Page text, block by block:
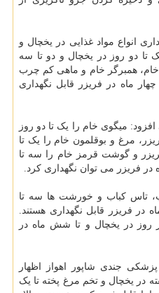
انواع مواد غذایی در یخچال و
تا دو روز در یخچال و دو تا سه
همبرگر خام و ماهی کم چرب
ماه در فریزر قابل نگهداری
میگوی خام را یک تا دو روز
مرغ و بوقلمون خام را یک تا
و تا ۹ ماه در فریزر و گوشت قرمز خام را سه تا
تاس کباب و خورشت ها سه تا
در فریزر قابل نگهداری هستند.
روز در یخچال و تا شش ماه در
جندی شاپور اهواز اظهار
در یخچال و تخم مرغ پخته تا یک